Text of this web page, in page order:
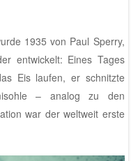
1935 von Paul Sperry,
entwickelt: Eines Tages
Eis laufen, er schnitzte
– analog zu den
war der weltweit erste